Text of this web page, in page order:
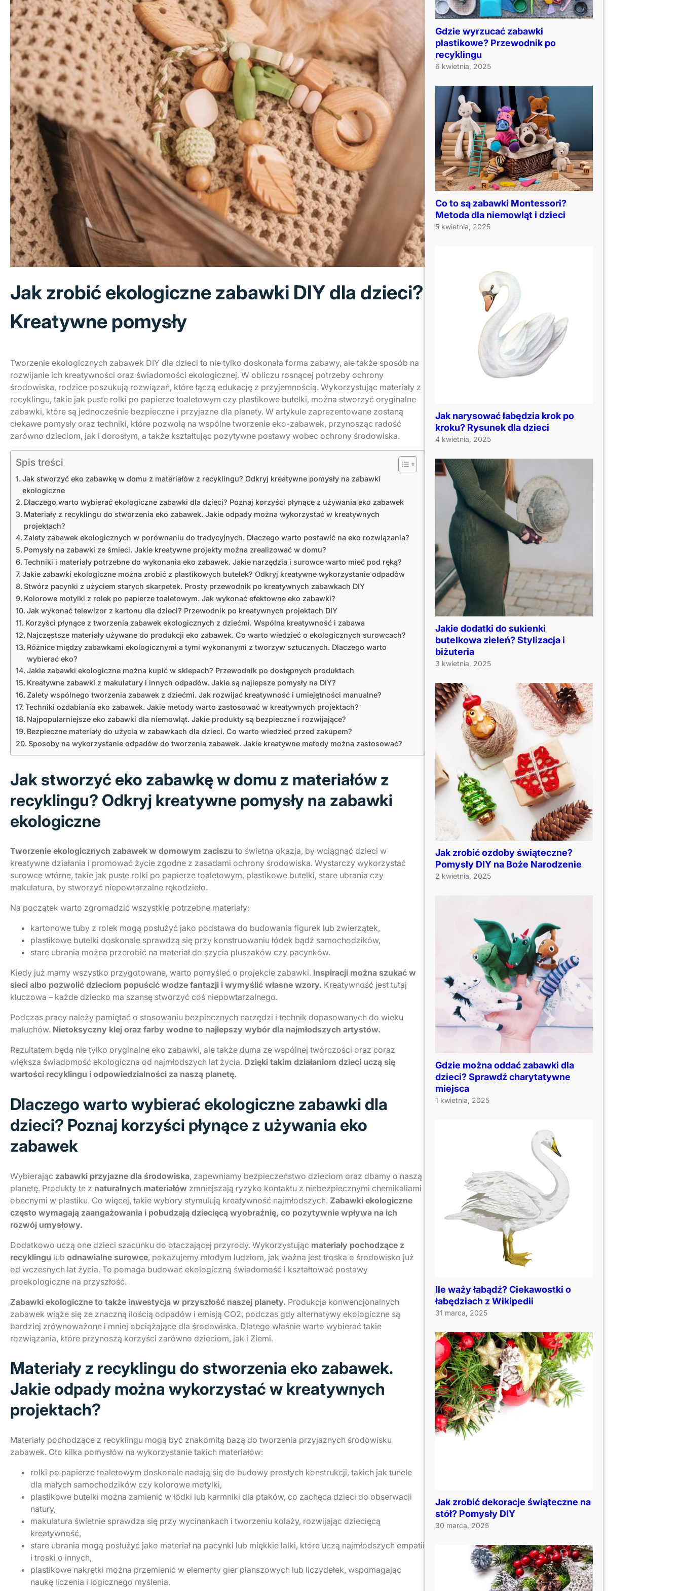
Jak zrobić ekologiczne zabawki DIY dla dzieci?
Kreatywne pomysły
Tworzenie ekologicznych zabawek DIY dla dzieci to nie tylko doskonała forma zabawy, ale także sposób na
rozwijanie ich kreatywności oraz świadomości ekologicznej. W obliczu rosnącej potrzeby ochrony
środowiska, rodzice poszukują rozwiązań, które łączą edukację z przyjemnością. Wykorzystując materiały z
recyklingu, takie jak puste rolki po papierze toaletowym czy plastikowe butelki, można stworzyć oryginalne
zabawki, które są jednocześnie bezpieczne i przyjazne dla planety. W artykule zaprezentowane zostaną
ciekawe pomysły oraz techniki, które pozwolą na wspólne tworzenie eko-zabawek, przynosząc radość
zarówno dzieciom, jak i dorosłym, a także kształtując pozytywne postawy wobec ochrony środowiska.
Spis treści
Jak stworzyć eko zabawkę w domu z materiałów z recyklingu? Odkryj kreatywne pomysły na zabawki
ekologiczne
Dlaczego warto wybierać ekologiczne zabawki dla dzieci? Poznaj korzyści płynące z używania eko zabawek
Materiały z recyklingu do stworzenia eko zabawek. Jakie odpady można wykorzystać w kreatywnych
projektach?
Zalety zabawek ekologicznych w porównaniu do tradycyjnych. Dlaczego warto postawić na eko rozwiązania?
Pomysły na zabawki ze śmieci. Jakie kreatywne projekty można zrealizować w domu?
Techniki i materiały potrzebne do wykonania eko zabawek. Jakie narzędzia i surowce warto mieć pod ręką?
Jakie zabawki ekologiczne można zrobić z plastikowych butelek? Odkryj kreatywne wykorzystanie odpadów
Stwórz pacynki z użyciem starych skarpetek. Prosty przewodnik po kreatywnych zabawkach DIY
Kolorowe motylki z rolek po papierze toaletowym. Jak wykonać efektowne eko zabawki?
Jak wykonać telewizor z kartonu dla dzieci? Przewodnik po kreatywnych projektach DIY
Korzyści płynące z tworzenia zabawek ekologicznych z dziećmi. Wspólna kreatywność i zabawa
Najczęstsze materiały używane do produkcji eko zabawek. Co warto wiedzieć o ekologicznych surowcach?
Różnice między zabawkami ekologicznymi a tymi wykonanymi z tworzyw sztucznych. Dlaczego warto
wybierać eko?
Jakie zabawki ekologiczne można kupić w sklepach? Przewodnik po dostępnych produktach
Kreatywne zabawki z makulatury i innych odpadów. Jakie są najlepsze pomysły na DIY?
Zalety wspólnego tworzenia zabawek z dziećmi. Jak rozwijać kreatywność i umiejętności manualne?
Techniki ozdabiania eko zabawek. Jakie metody warto zastosować w kreatywnych projektach?
Najpopularniejsze eko zabawki dla niemowląt. Jakie produkty są bezpieczne i rozwijające?
Bezpieczne materiały do użycia w zabawkach dla dzieci. Co warto wiedzieć przed zakupem?
Sposoby na wykorzystanie odpadów do tworzenia zabawek. Jakie kreatywne metody można zastosować?
Jak stworzyć eko zabawkę w domu z materiałów z
recyklingu? Odkryj kreatywne pomysły na zabawki
ekologiczne
Tworzenie ekologicznych zabawek w domowym zaciszu to świetna okazja, by wciągnąć dzieci w
kreatywne działania i promować życie zgodne z zasadami ochrony środowiska. Wystarczy wykorzystać
surowce wtórne, takie jak puste rolki po papierze toaletowym, plastikowe butelki, stare ubrania czy
makulatura, by stworzyć niepowtarzalne rękodzieło.
Na początek warto zgromadzić wszystkie potrzebne materiały:
kartonowe tuby z rolek mogą posłużyć jako podstawa do budowania figurek lub zwierzątek,
plastikowe butelki doskonale sprawdzą się przy konstruowaniu łódek bądź samochodzików,
stare ubrania można przerobić na materiał do szycia pluszaków czy pacynków.
Kiedy już mamy wszystko przygotowane, warto pomyśleć o projekcie zabawki. Inspiracji można szukać w
sieci albo pozwolić dzieciom popuścić wodze fantazji i wymyślić własne wzory. Kreatywność jest tutaj
kluczowa – każde dziecko ma szansę stworzyć coś niepowtarzalnego.
Podczas pracy należy pamiętać o stosowaniu bezpiecznych narzędzi i technik dopasowanych do wieku
maluchów. Nietoksyczny klej oraz farby wodne to najlepszy wybór dla najmłodszych artystów.
Rezultatem będą nie tylko oryginalne eko zabawki, ale także duma ze wspólnej twórczości oraz coraz
większa świadomość ekologiczna od najmłodszych lat życia. Dzięki takim działaniom dzieci uczą się
wartości recyklingu i odpowiedzialności za naszą planetę.
Dlaczego warto wybierać ekologiczne zabawki dla
dzieci? Poznaj korzyści płynące z używania eko
zabawek
Wybierając zabawki przyjazne dla środowiska, zapewniamy bezpieczeństwo dzieciom oraz dbamy o naszą
planetę. Produkty te z naturalnych materiałów zmniejszają ryzyko kontaktu z niebezpiecznymi chemikaliami
obecnymi w plastiku. Co więcej, takie wybory stymulują kreatywność najmłodszych. Zabawki ekologiczne
często wymagają zaangażowania i pobudzają dziecięcą wyobraźnię, co pozytywnie wpływa na ich
rozwój umysłowy.
Dodatkowo uczą one dzieci szacunku do otaczającej przyrody. Wykorzystując materiały pochodzące z
recyklingu lub odnawialne surowce, pokazujemy młodym ludziom, jak ważna jest troska o środowisko już
od wczesnych lat życia. To pomaga budować ekologiczną świadomość i kształtować postawy
proekologiczne na przyszłość.
Zabawki ekologiczne to także inwestycja w przyszłość naszej planety. Produkcja konwencjonalnych
zabawek wiąże się ze znaczną ilością odpadów i emisją CO2, podczas gdy alternatywy ekologiczne są
bardziej zrównoważone i mniej obciążające dla środowiska. Dlatego właśnie warto wybierać takie
rozwiązania, które przynoszą korzyści zarówno dzieciom, jak i Ziemi.
Materiały z recyklingu do stworzenia eko zabawek.
Jakie odpady można wykorzystać w kreatywnych
projektach?
Materiały pochodzące z recyklingu mogą być znakomitą bazą do tworzenia przyjaznych środowisku
zabawek. Oto kilka pomysłów na wykorzystanie takich materiałów:
rolki po papierze toaletowym doskonale nadają się do budowy prostych konstrukcji, takich jak tunele
dla małych samochodzików czy kolorowe motylki,
plastikowe butelki można zamienić w łódki lub karmniki dla ptaków, co zachęca dzieci do obserwacji
natury,
makulatura świetnie sprawdza się przy wycinankach i tworzeniu kolaży, rozwijając dziecięcą
kreatywność,
stare ubrania mogą posłużyć jako materiał na pacynki lub miękkie lalki, które uczą najmłodszych empatii
i troski o innych,
plastikowe nakrętki można przemienić w elementy gier planszowych lub liczydełek, wspomagając
naukę liczenia i logicznego myślenia.
Gdzie wyrzucać zabawki
plastikowe? Przewodnik po
recyklingu
6 kwietnia, 2025
Co to są zabawki Montessori?
Metoda dla niemowląt i dzieci
5 kwietnia, 2025
Jak narysować łabędzia krok po
kroku? Rysunek dla dzieci
4 kwietnia, 2025
Jakie dodatki do sukienki
butelkowa zieleń? Stylizacja i
biżuteria
3 kwietnia, 2025
Jak zrobić ozdoby świąteczne?
Pomysły DIY na Boże Narodzenie
2 kwietnia, 2025
Gdzie można oddać zabawki dla
dzieci? Sprawdź charytatywne
miejsca
1 kwietnia, 2025
Ile waży łabądź? Ciekawostki o
łabędziach z Wikipedii
31 marca, 2025
Jak zrobić dekoracje świąteczne na
stół? Pomysły DIY
30 marca, 2025